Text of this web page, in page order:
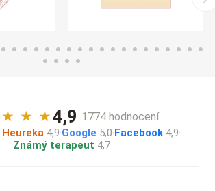
★ ★ ★4,9· 1774 hodnocení
·Heureka 4,9·Google 5,0·Facebook 4,9·
Známý terapeut 4,7